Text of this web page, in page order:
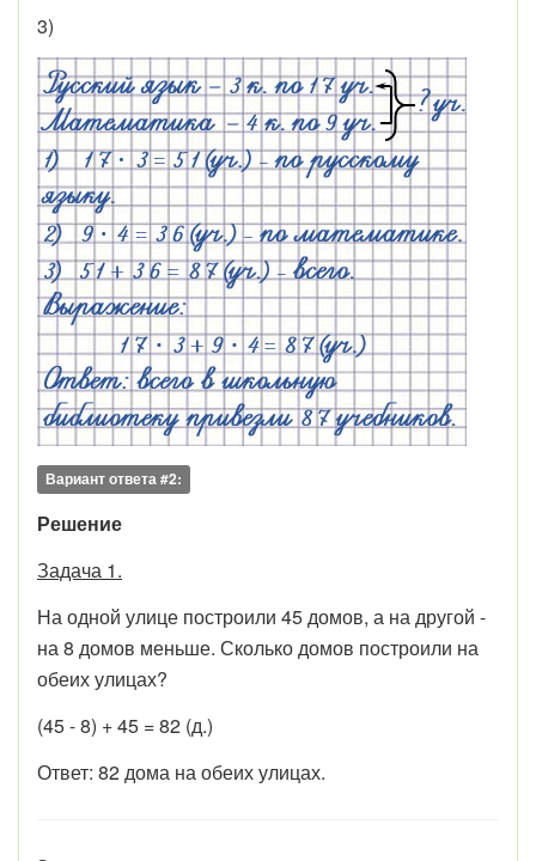
3)
Вариант ответа #2:
Решение
Задача 1.
На одной улице построили 45 домов, а на другой -
на 8 домов меньше. Сколько домов построили на
обеих улицах?
(45 - 8) + 45 = 82 (д.)
Ответ: 82 дома на обеих улицах.